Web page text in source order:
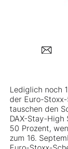
Mein
Kontakt
Lediglich noch
der Euro-
tauschen den
DAX-Stay-High
50 Prozent,
zum 16.